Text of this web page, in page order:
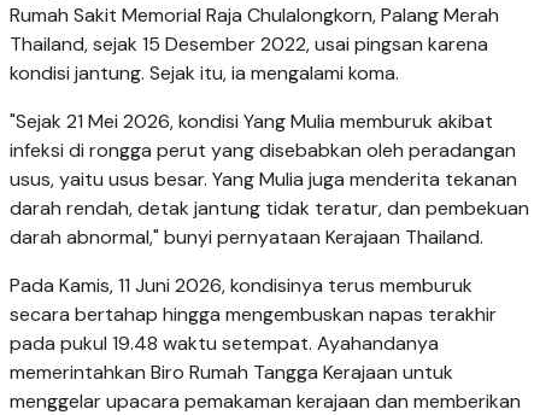
Rumah Sakit Memorial Raja Chulalongkorn, Palang Merah
Thailand, sejak 15 Desember 2022, usai pingsan karena
kondisi jantung. Sejak itu, ia mengalami koma.
"Sejak 21 Mei 2026, kondisi Yang Mulia memburuk akibat
infeksi di rongga perut yang disebabkan oleh peradangan
usus, yaitu usus besar. Yang Mulia juga menderita tekanan
darah rendah, detak jantung tidak teratur, dan pembekuan
darah abnormal," bunyi pernyataan Kerajaan Thailand.
Pada Kamis, 11 Juni 2026, kondisinya terus memburuk
secara bertahap hingga mengembuskan napas terakhir
pada pukul 19.48 waktu setempat. Ayahandanya
memerintahkan Biro Rumah Tangga Kerajaan untuk
menggelar upacara pemakaman kerajaan dan memberikan